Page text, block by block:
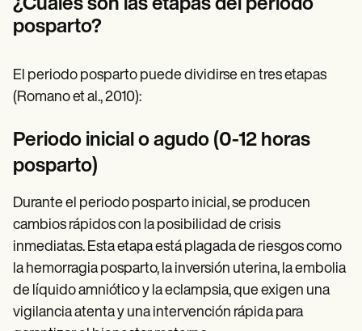
¿Cuáles son las etapas del periodo
posparto?
El periodo posparto puede dividirse en tres etapas
(Romano et al., 2010):
Periodo inicial o agudo (0-12 horas
posparto)
Durante el periodo posparto inicial, se producen
cambios rápidos con la posibilidad de crisis
inmediatas. Esta etapa está plagada de riesgos como
la hemorragia posparto, la inversión uterina, la embolia
de líquido amniótico y la eclampsia, que exigen una
vigilancia atenta y una intervención rápida para